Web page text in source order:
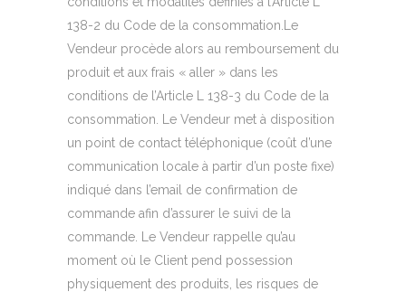
138-2 du Code de la consommation.Le
Vendeur procède alors au remboursement du
produit et aux frais « aller » dans les
conditions de l’Article L 138-3 du Code de la
consommation. Le Vendeur met à disposition
un point de contact téléphonique (coût d’une
communication locale à partir d’un poste fixe)
indiqué dans l’email de confirmation de
commande afin d’assurer le suivi de la
commande. Le Vendeur rappelle qu’au
moment où le Client pend possession
physiquement des produits, les risques de